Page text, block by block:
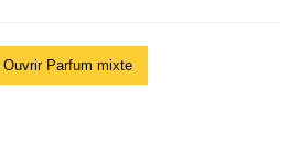
Ouvrir Parfum mixte